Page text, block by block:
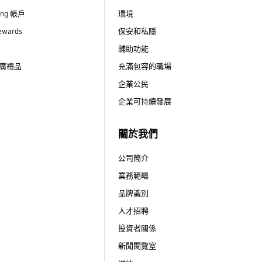
帳戶
禮品
環境
保安和私隱
輔助功能
充滿包容的職場
企業公民
企業可持續發展
關於我們
公司簡介
業務範疇
品牌識別
人才招聘
投資者關係
新聞閱覽室